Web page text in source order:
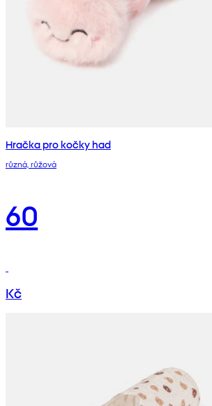
Hračka pro kočky had
různá, růžová
60
Kč